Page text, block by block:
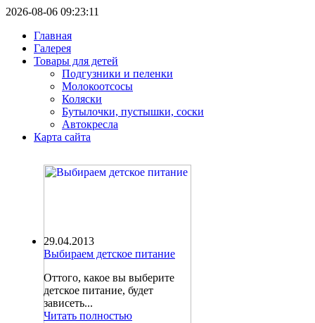
2026-08-06 09:23:11
Главная
Галерея
Товары для детей
Подгузники и пеленки
Молокоотсосы
Коляски
Бутылочки, пустышки, соски
Автокресла
Карта сайта
29.04.2013
Выбираем детское питание
Оттого, какое вы выберите
детское питание, будет
зависеть...
Читать полностью